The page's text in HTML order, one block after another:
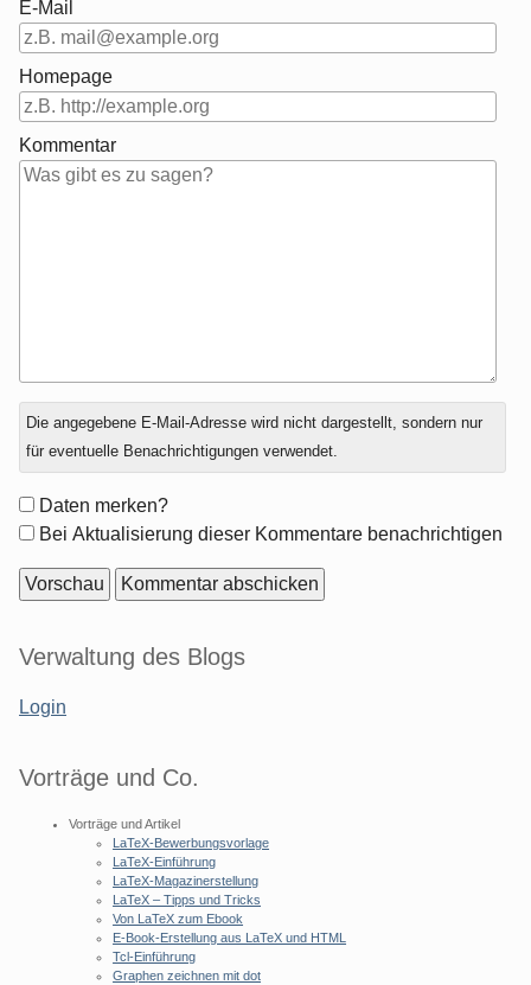
E-Mail
Homepage
Kommentar
Antwort
zu
Die angegebene E-Mail-Adresse wird nicht dargestellt, sondern nur
für eventuelle Benachrichtigungen verwendet.
Formular-
Optionen
Daten merken?
Bei Aktualisierung dieser Kommentare benachrichtigen
Seitenleiste
Verwaltung des Blogs
Login
Vorträge und Co.
Vorträge und Artikel
LaTeX-Bewerbungsvorlage
LaTeX-Einführung
LaTeX-Magazinerstellung
LaTeX – Tipps und Tricks
Von LaTeX zum Ebook
E-Book-Erstellung aus LaTeX und HTML
Tcl-Einführung
Graphen zeichnen mit dot